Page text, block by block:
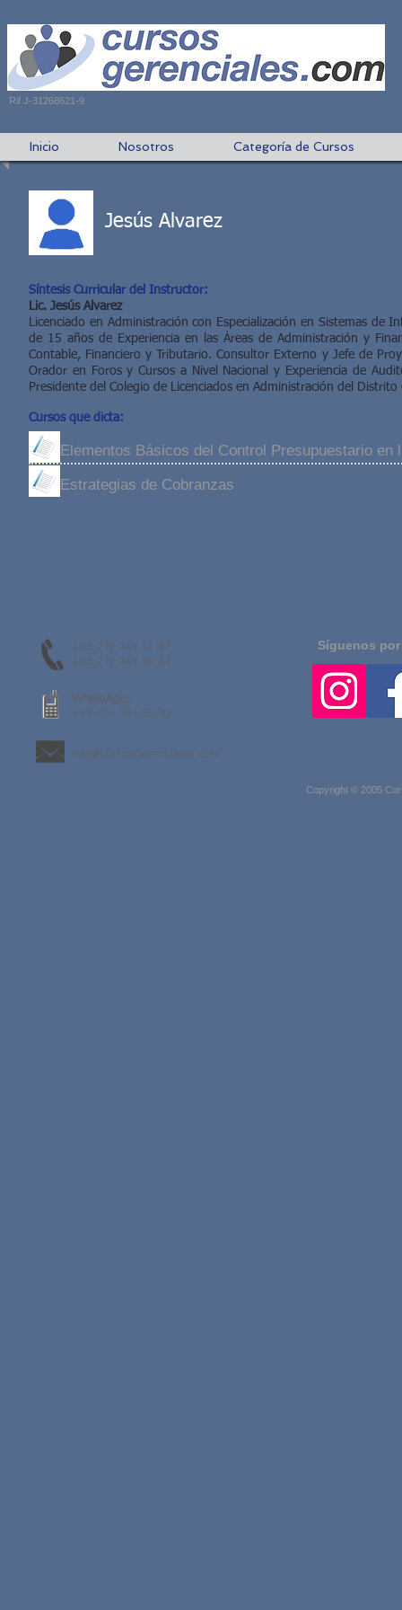
Rif J-31268621-9
Inicio Nosotros Categoría de Cursos
Jesús Alvarez
Síntesis Curricular del Instructor:
Lic. Jesús Alvarez
Licenciado en Administración con Especialización en Sistemas de
de 15 años de Experiencia en las Áreas de Administración y
Contable, Financiero y Tributario. Consultor Externo y Jefe de
Orador en Foros y Cursos a Nivel Nacional y Experiencia de
Presidente del Colegio de Licenciados en Administración del Distrito
Cursos que dicta:
Elementos Básicos del Control Presupuestario en
Estrategias de Cobranzas
+58 212 943.44.37
+58 212 943.46.94
WhatsApp:
+58 424 184.05.30
info@cursosgerenciales.com
Síguenos
Copyright © 2005